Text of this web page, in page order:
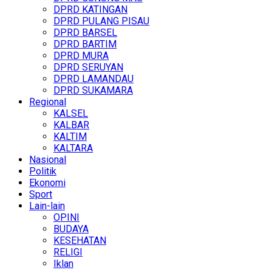
DPRD KATINGAN
DPRD PULANG PISAU
DPRD BARSEL
DPRD BARTIM
DPRD MURA
DPRD SERUYAN
DPRD LAMANDAU
DPRD SUKAMARA
Regional
KALSEL
KALBAR
KALTIM
KALTARA
Nasional
Politik
Ekonomi
Sport
Lain-lain
OPINI
BUDAYA
KESEHATAN
RELIGI
Iklan